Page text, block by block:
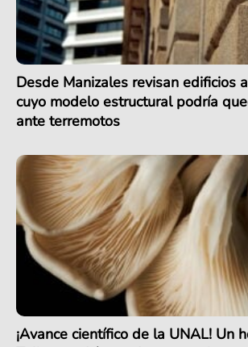
Desde Manizales revisan edificios
cuyo modelo estructural podría
ante terremotos
¡Avance científico de la UNAL! Un